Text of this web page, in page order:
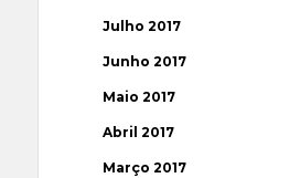
Julho 2017
Junho 2017
Maio 2017
Abril 2017
Março 2017